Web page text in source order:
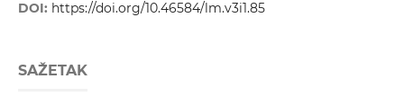
DOI: https://doi.org/10.46584/lm.v3i1.85
SAŽETAK